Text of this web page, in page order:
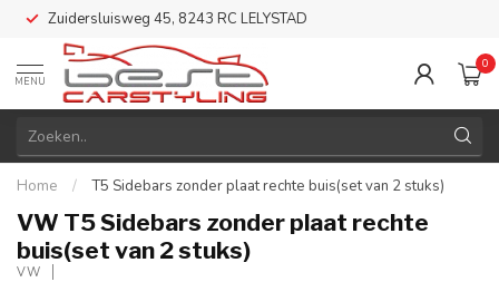
Zuidersluisweg 45, 8243 RC LELYSTAD
MENU
0
Home / T5 Sidebars zonder plaat rechte buis(set van 2 stuks)
VW T5 Sidebars zonder plaat rechte
buis(set van 2 stuks)
VW